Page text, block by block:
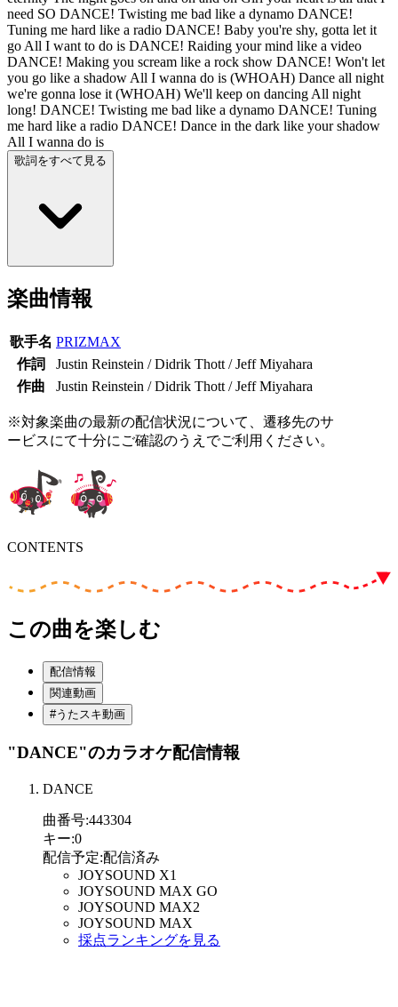
need SO DANCE! Twisting me bad like a dynamo DANCE!
Tuning me hard like a radio DANCE! Baby you're shy, gotta let it
go All I want to do is DANCE! Raiding your mind like a video
DANCE! Making you scream like a rock show DANCE! Won't let
you go like a shadow All I wanna do is (WHOAH) Dance all night
we're gonna lose it (WHOAH) We'll keep on dancing All night
long! DANCE! Twisting me bad like a dynamo DANCE! Tuning
me hard like a radio DANCE! Dance in the dark like your shadow
All I wanna do is
歌詞をすべて見る
楽曲情報
歌手名 PRIZMAX
作詞
Justin Reinstein / Didrik Thott / Jeff Miyahara
作曲
Justin Reinstein / Didrik Thott / Jeff Miyahara
※対象楽曲の最新の配信状況について、遷移先のサ
ービスにて十分にご確認のうえでご利用ください。
CONTENTS
この曲を楽しむ
配信情報
関連動画
#うたスキ動画
"DANCE"のカラオケ配信情報
DANCE
曲番号:443304
キー:0
配信予定:配信済み
JOYSOUND X1
JOYSOUND MAX GO
JOYSOUND MAX2
JOYSOUND MAX
採点ランキングを見る